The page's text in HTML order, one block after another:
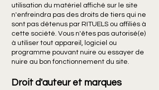
utilisation du matériel affiché sur le site
n'enfreindra pas des droits de tiers qui ne
sont pas détenus par RITUELS ou affiliés à
cette société. Vous n'êtes pas autorisé(e)
à utiliser tout appareil, logiciel ou
programme pouvant nuire ou essayer de
nuire au bon fonctionnement du site.
Droit d'auteur et marques